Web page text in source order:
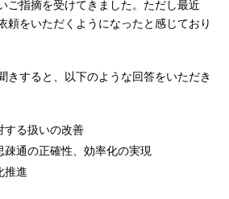
ご指摘を受けてきました。ただし最近
頼をいただくようになったと感じており
すると、以下のような回答をいただき
する扱いの改善
疎通の正確性、効率化の実現
推進